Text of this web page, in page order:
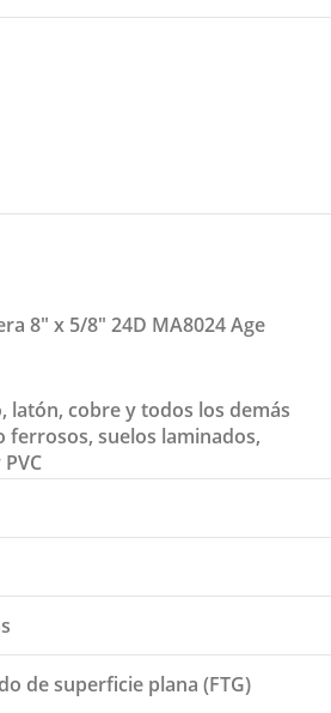
8″ x 5/8″ 24D MA8024 Age
latón, cobre y todos los demás
ferrosos, suelos laminados,
de superficie plana (FTG)